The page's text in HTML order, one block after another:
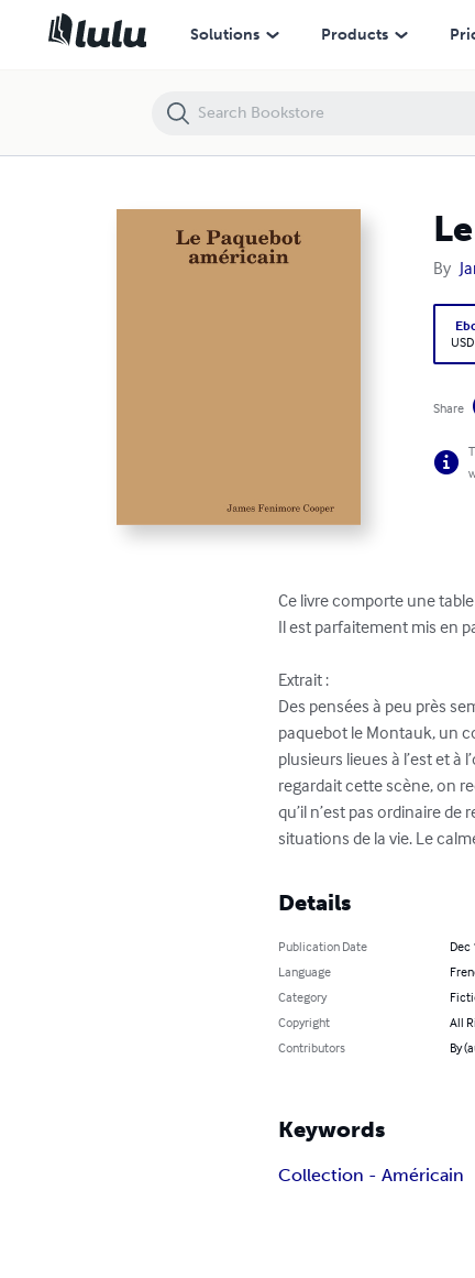
Solutions Products
By
Share
Ce livre comporte une
Il est parfaitement mis en
Extrait :
Des pensées à peu près
paquebot le Montauk, un
plusieurs lieues à l’est et
regardait cette scène, on
qu’il n’est pas ordinaire
situations de la vie. Le
Details
Publication Date
Dec
Language
Category
Copyright
All
Contributors
By
Keywords
Collection - Américain
Le Paquebot américain